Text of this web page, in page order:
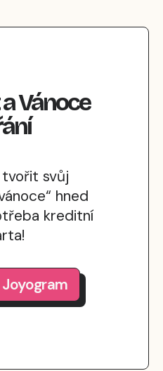
aVánoce
svůj
hned
kreditní